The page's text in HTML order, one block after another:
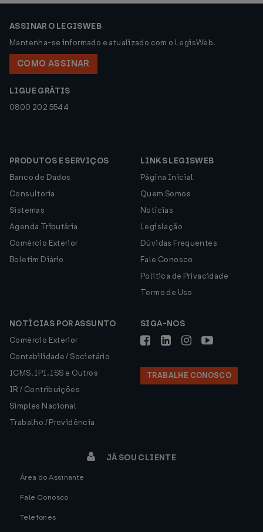
ASSINAR O LEGISWEB
Mantenha-se informado e atualizado com o LegisWeb.
COMO ASSINAR
LIGUE GRÁTIS
0800 202 5544
PRODUTOS E SERVIÇOS
Banco de Dados
Consultoria
Sistemas
Agenda Tributária
Comércio Exterior
Boletim Diário
LINKS LEGISWEB
Página Inicial
Quem Somos
Notícias
Legislação
Dúvidas Frequentes
Fale Conosco
Política de Privacidade
Termo de Uso
NOTÍCIAS POR ASSUNTO
Comércio Exterior
Contabilidade / Societário
ICMS, IPI, ISS e Outros
IR / Contribuições
Simples Nacional
Trabalho / Previdência
SIGA-NOS
TRABALHE CONOSCO
JÁ SOU CLIENTE
Área do Assinante
Fale Conosco
Telefones